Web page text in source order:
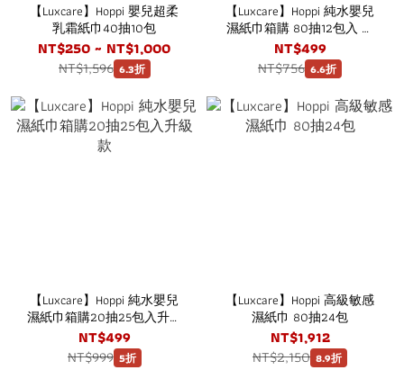
【Luxcare】Hoppi 嬰兒超柔
乳霜紙巾40抽10包
NT$250 ~ NT$1,000
NT$1,596 6.3折
【Luxcare】Hoppi 純水嬰兒
濕紙巾箱購 80抽12包入 升
級款
NT$499
NT$756 6.6折
【Luxcare】Hoppi 純水嬰兒
濕紙巾箱購20抽25包入升級
款
NT$499
NT$999 5折
【Luxcare】Hoppi 高級敏感
濕紙巾 80抽24包
NT$1,912
NT$2,150 8.9折